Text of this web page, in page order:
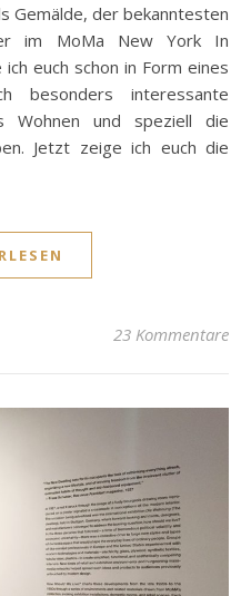
Gemälde, der bekanntesten
im MoMa New York In
euch schon in Form eines
besonders interessante
Wohnen und speziell die
Jetzt zeige ich euch die
23 Kommentare